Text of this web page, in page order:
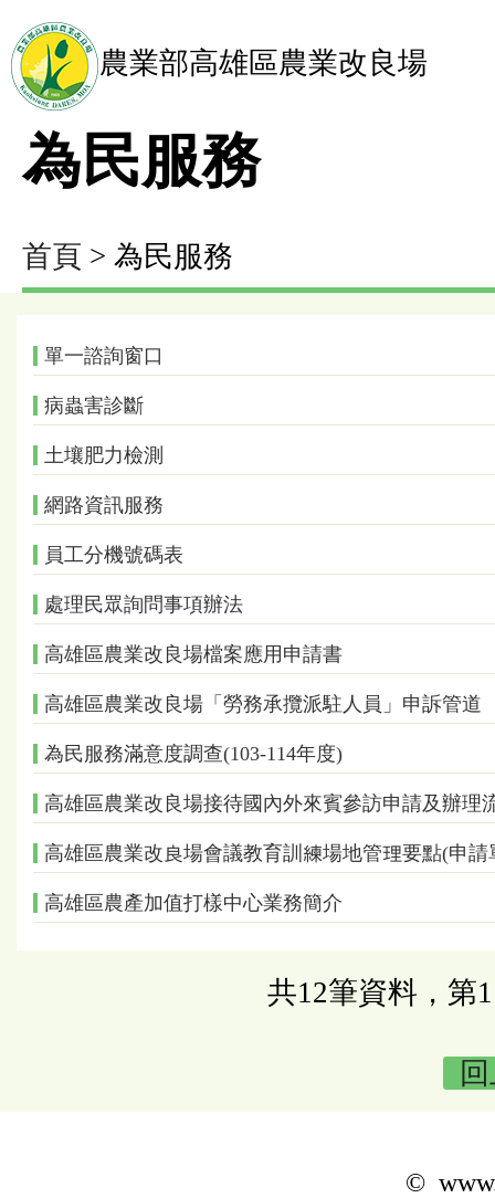
農業部高雄區農業改良場
為民服務
首頁 > 為民服務
單一諮詢窗口
病蟲害診斷
土壤肥力檢測
網路資訊服務
員工分機號碼表
處理民眾詢問事項辦法
高雄區農業改良場檔案應用申請書
高雄區農業改良場「勞務承攬派駐人員」申訴管道
為民服務滿意度調查(103-114年度)
高雄區農業改良場接待國內外來賓參訪申請及辦理
高雄區農業改良場會議教育訓練場地管理要點(申
高雄區農產加值打樣中心業務簡介
共12筆資料，第1
©